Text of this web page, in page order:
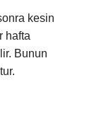
kesin
hafta
Bunun